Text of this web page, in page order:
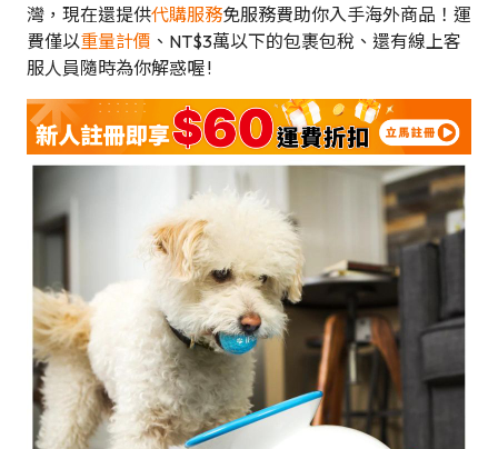
灣，現在還提供代購服務免服務費助你入手海外商品！運
費僅以重量計價 、NT$3萬以下的包裹包稅、還有線上客
服人員隨時為你解惑喔 !